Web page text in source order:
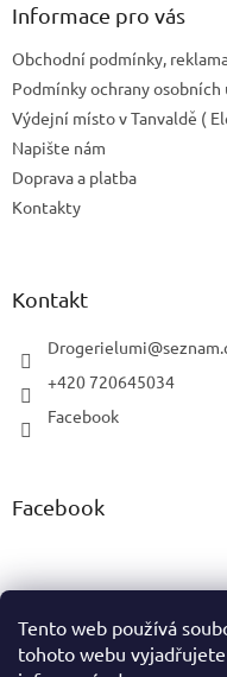
Tento web používá
tohoto webu
Informace pro vás
Obchodní podmínky,
Podmínky ochrany osobních
Výdejní místo v Tanvaldě (
Napište nám
Doprava a platba
Kontakty
Kontakt
Drogerielumi@
+420 720645034
Facebook
Facebook